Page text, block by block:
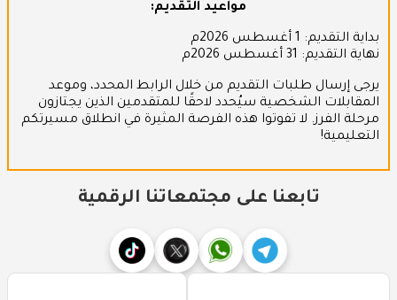
مواعيد التقديم:
بداية التقديم: 1 أغسطس 2026م
نهاية التقديم: 31 أغسطس 2026م
يرجى إرسال طلبات التقديم من خلال الرابط المحدد، وموعد
المقابلات الشخصية سيُحدد لاحقًا للمتقدمين الذين يجتازون
مرحلة الفرز. لا تفوتوا هذه الفرصة المثيرة في انطلاق مسيرتكم
التعليمية!
تابعنا على مجتمعاتنا الرقمية